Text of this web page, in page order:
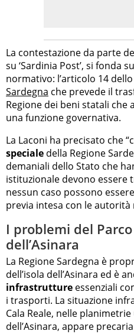
La contestazione da parte
su ‘Sardinia Post’, si fonda
normativo: l’articolo 14
Sardegna che prevede il
Regione dei beni statali che
una funzione governativa.
La Laconi ha precisato che
speciale della Regione
demaniali dello Stato che
istituzionale devono essere
nessun caso possono
previa intesa con le
I problemi del
dell’Asinara
La Regione Sardegna è
dell’isola dell’Asinara ed è
infrastrutture essenziali
i trasporti. La situazione
Cala Reale, nelle
dell’Asinara, appare